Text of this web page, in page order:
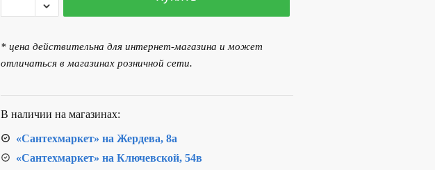
Бочата
никелированная
* цена действительна для интернет-магазина и может
отличаться в магазинах розничной сети.
В наличии на магазинах:
«Сантехмаркет» на Жердева, 8а
«Сантехмаркет» на Ключевской, 54в